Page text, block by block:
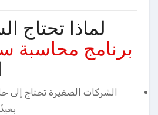
لماذا تحتاج
برنامج محاسبة
الشركات الصغيرة تحتاج إلى